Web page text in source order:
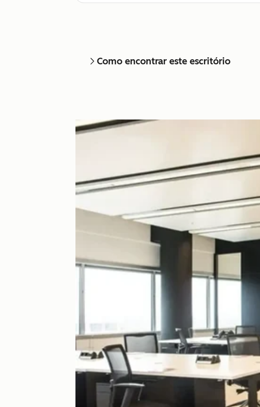
Como encontrar este escritório